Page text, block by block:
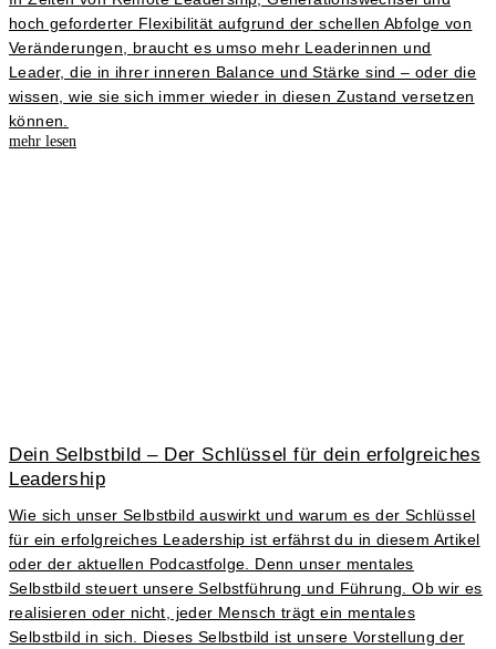
hoch geforderter Flexibilität aufgrund der schellen Abfolge von
Veränderungen, braucht es umso mehr Leaderinnen und
Leader, die in ihrer inneren Balance und Stärke sind – oder die
wissen, wie sie sich immer wieder in diesen Zustand versetzen
können.
mehr lesen
Dein Selbstbild – Der Schlüssel für dein erfolgreiches
Leadership
Wie sich unser Selbstbild auswirkt und warum es der Schlüssel
für ein erfolgreiches Leadership ist erfährst du in diesem Artikel
oder der aktuellen Podcastfolge. Denn unser mentales
Selbstbild steuert unsere Selbstführung und Führung. Ob wir es
realisieren oder nicht, jeder Mensch trägt ein mentales
Selbstbild in sich. Dieses Selbstbild ist unsere Vorstellung der